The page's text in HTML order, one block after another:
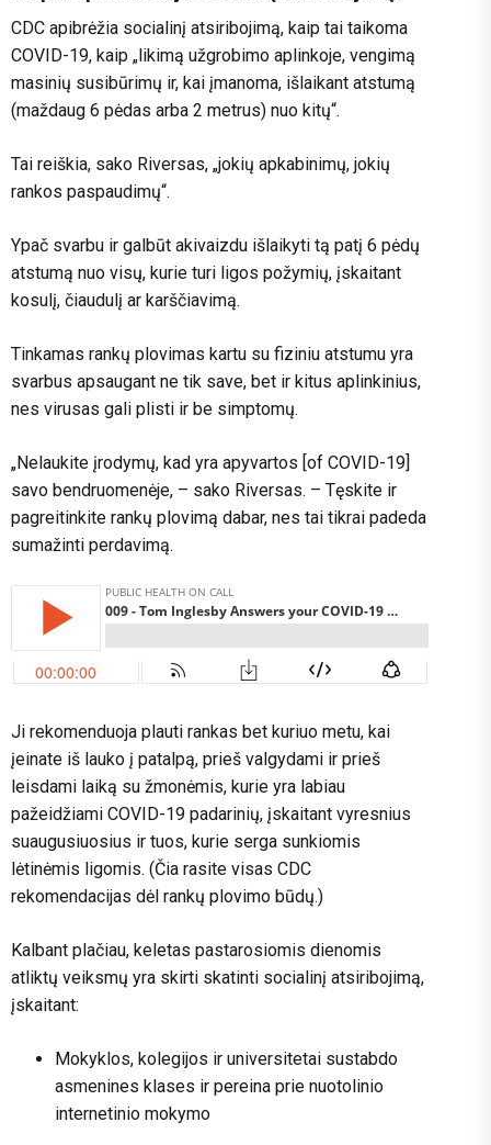
CDC apibrėžia socialinį atsiribojimą, kaip tai taikoma
COVID-19, kaip „likimą užgrobimo aplinkoje, vengimą
masinių susibūrimų ir, kai įmanoma, išlaikant atstumą
(maždaug 6 pėdas arba 2 metrus) nuo kitų“.
Tai reiškia, sako Riversas, „jokių apkabinimų, jokių
rankos paspaudimų“.
Ypač svarbu ir galbūt akivaizdu išlaikyti tą patį 6 pėdų
atstumą nuo visų, kurie turi ligos požymių, įskaitant
kosulį, čiaudulį ar karščiavimą.
Tinkamas rankų plovimas kartu su fiziniu atstumu yra
svarbus apsaugant ne tik save, bet ir kitus aplinkinius,
nes virusas gali plisti ir be simptomų.
„Nelaukite įrodymų, kad yra apyvartos [of COVID-19]
savo bendruomenėje, – sako Riversas. – Tęskite ir
pagreitinkite rankų plovimą dabar, nes tai tikrai padeda
sumažinti perdavimą.
Ji rekomenduoja plauti rankas bet kuriuo metu, kai
įeinate iš lauko į patalpą, prieš valgydami ir prieš
leisdami laiką su žmonėmis, kurie yra labiau
pažeidžiami COVID-19 padarinių, įskaitant vyresnius
suaugusiuosius ir tuos, kurie serga sunkiomis
lėtinėmis ligomis. (Čia rasite visas CDC
rekomendacijas dėl rankų plovimo būdų.)
Kalbant plačiau, keletas pastarosiomis dienomis
atliktų veiksmų yra skirti skatinti socialinį atsiribojimą,
įskaitant:
Mokyklos, kolegijos ir universitetai sustabdo
asmenines klases ir pereina prie nuotolinio
internetinio mokymo